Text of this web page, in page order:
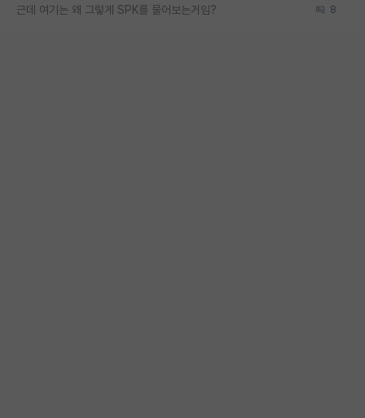
근데 여기는 왜 그렇게 SPK를 물어보는거임? 8